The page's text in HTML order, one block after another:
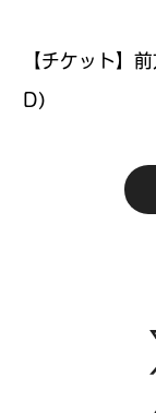
【チケット】
D)